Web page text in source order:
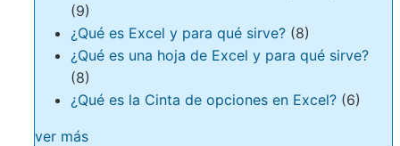
(9)
¿Qué es Excel y para qué sirve? (8)
¿Qué es una hoja de Excel y para qué sirve?
(8)
¿Qué es la Cinta de opciones en Excel? (6)
ver más